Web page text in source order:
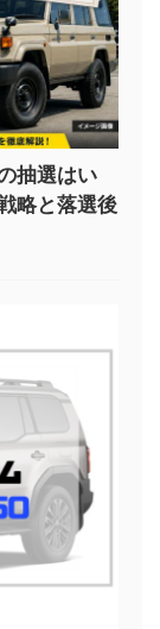
抽選はい
略と落選後